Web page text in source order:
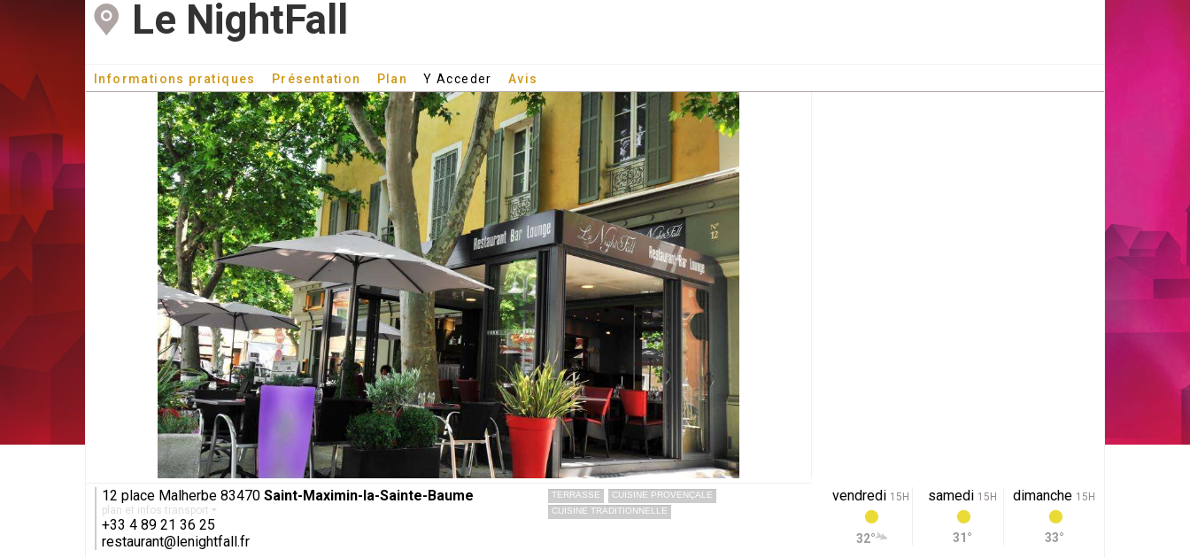
Le NightFall
Informations pratiques Présentation Plan Y Acceder Avis
12 place Malherbe 83470 Saint-Maximin-la-Sainte-Baume
plan et infos transport
+33 4 89 21 36 25
restaurant@lenightfall.fr
TERRASSE
CUISINE PROVENÇALE
CUISINE TRADITIONNELLE
vendredi 15H
32°
samedi 15H
31°
dimanche 15H
33°